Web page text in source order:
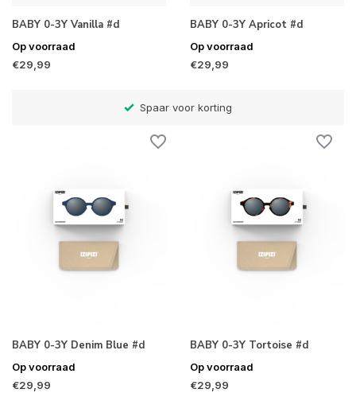
BABY 0-3Y Vanilla #d
Op voorraad
€29,99
BABY 0-3Y Apricot #d
Op voorraad
€29,99
Betaal later met Klarna
BABY 0-3Y Denim Blue #d
Op voorraad
€29,99
BABY 0-3Y Tortoise #d
Op voorraad
€29,99